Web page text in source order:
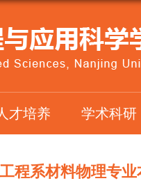
才培养 学术科研
程系材料物理专业